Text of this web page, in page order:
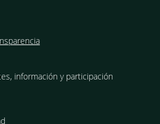
información y participación